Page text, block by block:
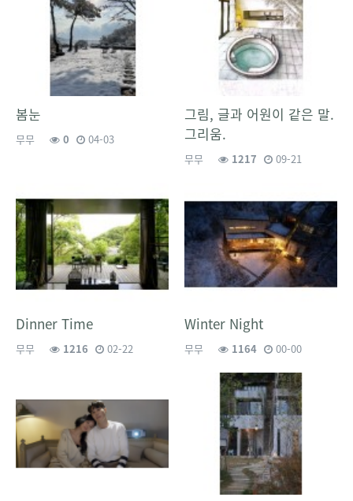
봄눈
무무 0 04-03
그림, 글과 어원이 같은 말.
그리움.
무무 1217 09-21
Dinner Time
무무 1216 02-22
Winter Night
무무 1164 00-00